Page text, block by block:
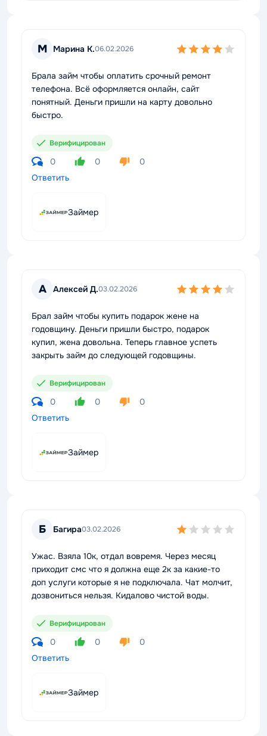
М Марина К.06.02.2026
Брала займ чтобы оплатить срочный ремонт
телефона. Всё оформляется онлайн, сайт
понятный. Деньги пришли на карту довольно
быстро.
Верифицирован
0 0
0
Ответить
Займер
А Алексей Д.03.02.2026
Брал займ чтобы купить подарок жене на
годовщину. Деньги пришли быстро, подарок
купил, жена довольна. Теперь главное успеть
закрыть займ до следующей годовщины.
Верифицирован
0 0
0
Ответить
Займер
Б Багира03.02.2026
Ужас. Взяла 10к, отдал вовремя. Через месяц
приходит смс что я должна еще 2к за какие-то
доп услуги которые я не подключала. Чат молчит,
дозвониться нельзя. Кидалово чистой воды.
Верифицирован
0 0
0
Ответить
Займер